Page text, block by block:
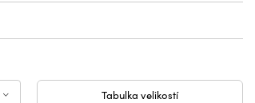
Tabulka velikostí